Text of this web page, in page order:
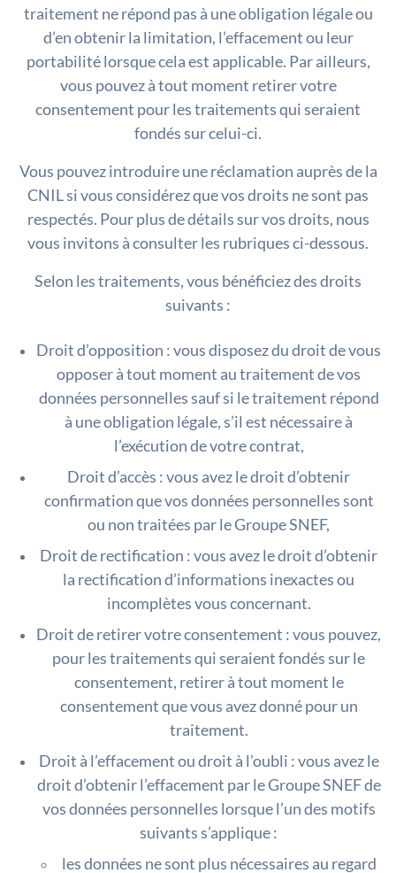
traitement ne répond pas à une obligation légale ou
d’en obtenir la limitation, l’effacement ou leur
portabilité lorsque cela est applicable. Par ailleurs,
vous pouvez à tout moment retirer votre
consentement pour les traitements qui seraient
fondés sur celui-ci.
Vous pouvez introduire une réclamation auprès de la
CNIL si vous considérez que vos droits ne sont pas
respectés. Pour plus de détails sur vos droits, nous
vous invitons à consulter les rubriques ci-dessous.
Selon les traitements, vous bénéficiez des droits
suivants :
Droit d’opposition : vous disposez du droit de vous
opposer à tout moment au traitement de vos
données personnelles sauf si le traitement répond
à une obligation légale, s’il est nécessaire à
l’exécution de votre contrat,
Droit d’accès : vous avez le droit d’obtenir
confirmation que vos données personnelles sont
ou non traitées par le Groupe SNEF,
Droit de rectification : vous avez le droit d’obtenir
la rectification d’informations inexactes ou
incomplètes vous concernant.
Droit de retirer votre consentement : vous pouvez,
pour les traitements qui seraient fondés sur le
consentement, retirer à tout moment le
consentement que vous avez donné pour un
traitement.
Droit à l’effacement ou droit à l’oubli : vous avez le
droit d’obtenir l’effacement par le Groupe SNEF de
vos données personnelles lorsque l’un des motifs
suivants s’applique :
les données ne sont plus nécessaires au regard